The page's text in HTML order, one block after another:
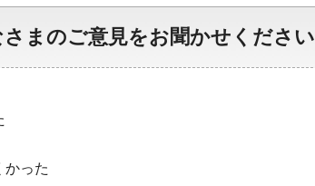
まのご意見をお聞かせください
かった